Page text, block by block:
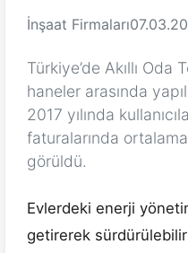
İnşaat Firmaları
Türkiye’de Akıllı Oda
haneler arasında
2017 yılında
faturalarında
görüldü.
Evlerdeki enerji
getirerek